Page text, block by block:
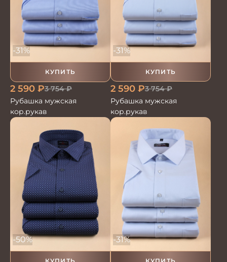
КУПИТЬ
-31%
2 590 ₽3 754₽
Рубашка мужская
кор.рукав
КУПИТЬ
-31%
2 590 ₽3 754₽
Рубашка мужская
кор.рукав
-50% -31%